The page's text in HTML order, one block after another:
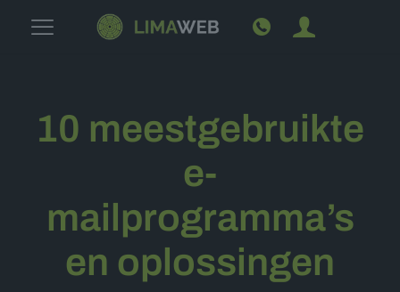
10 meestgebruikte
e-
mailprogramma’s
en oplossingen